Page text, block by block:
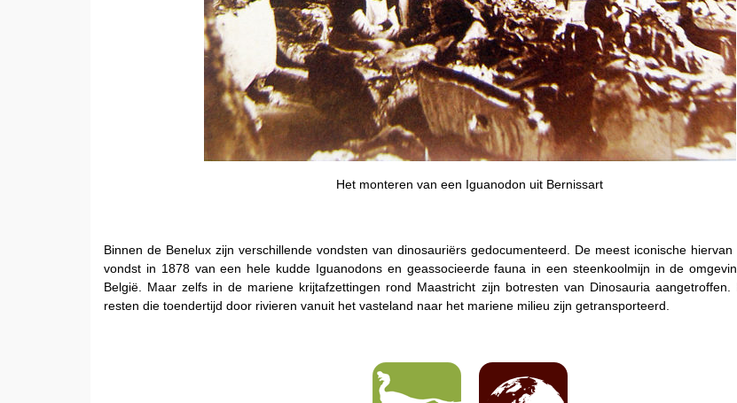
Het monteren van een Iguanodon uit Bernissart
Binnen de Benelux zijn verschillende vondsten van dinosauriërs gedocumenteerd. De meest iconische
vondst in 1878 van een hele kudde Iguanodons en geassocieerde fauna in een steenkoolmijn in de
België. Maar zelfs in de mariene krijtafzettingen rond Maastricht zijn botresten van Dinosauria
resten die toendertijd door rivieren vanuit het vasteland naar het mariene milieu zijn getransporteerd.